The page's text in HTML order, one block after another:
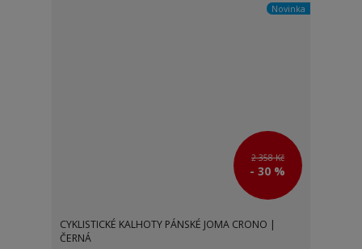
Novinka
2 358 Kč
- 30 %
CYKLISTICKÉ KALHOTY PÁNSKÉ JOMA CRONO |
ČERNÁ